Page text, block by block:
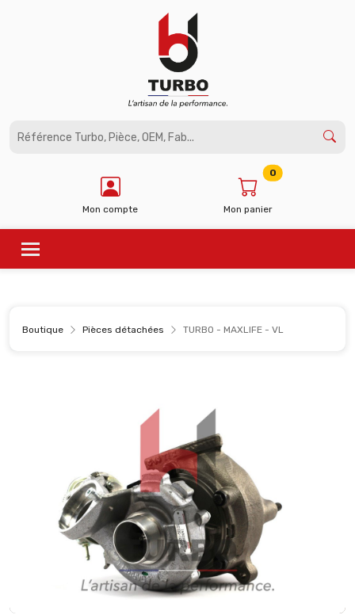
Mon compte Mon panier
0
Boutique Pièces détachées TURBO - MAXLIFE - VL
Panneau de gestion des cookies